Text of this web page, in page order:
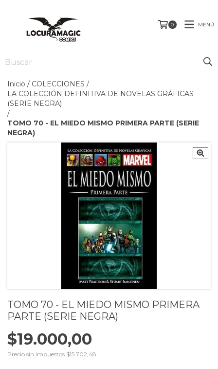
0 MENÚ
Inicio / COLECCIONES /
LA COLECCIÓN DEFINITIVA DE NOVELAS GRÁFICAS
(SERIE NEGRA)
/
TOMO 70 - EL MIEDO MISMO PRIMERA PARTE (SERIE
NEGRA)
TOMO 70 - EL MIEDO MISMO PRIMERA
PARTE (SERIE NEGRA)
$19.000,00
Precio sin impuestos $15.702,48